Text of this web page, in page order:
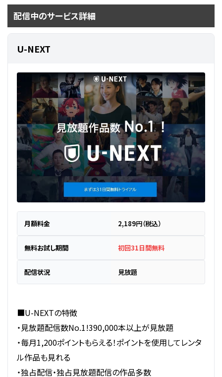
配信中のサービス詳細
U-NEXT
月額料金 2,189円（税込）
無料お試し期間 初回31日間無料
配信状況 見放題
■U-NEXTの特徴
・見放題配信数No.1!390,000本以上が見放題
・毎月1,200ポイントもらえる！ポイントを使用してレンタ
ル作品も見れる
・独占配信・独占見放題配信の作品多数